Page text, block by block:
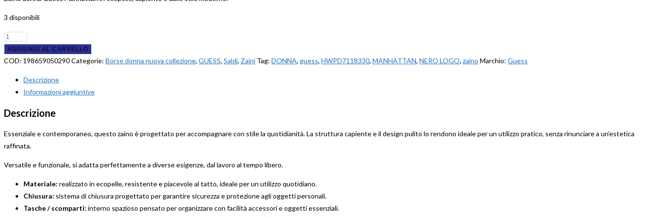
3 disponibili
Zaino
Guess
MANHATTAN
Logato
quantità
AGGIUNGI AL CARRELLO
COD: 198659050290Categorie: Borse donna nuova collezione, GUESS, Saldi, Zaini Tag: DONNA, guess, HWPD7118330, MANHATTAN, NERO LOGO, zaino Marchio: Guess
Descrizione
Informazioni aggiuntive
Descrizione
Essenziale e contemporaneo, questo zaino è progettato per accompagnare con stile la quotidianità. La struttura capiente e il design pulito lo rendono ideale per un utilizzo pratico, senza rinunciare a un’estetica
raffinata.
Versatile e funzionale, si adatta perfettamente a diverse esigenze, dal lavoro al tempo libero.
Materiale: realizzato in ecopelle, resistente e piacevole al tatto, ideale per un utilizzo quotidiano.
Chiusura: sistema di chiusura progettato per garantire sicurezza e protezione agli oggetti personali.
Tasche / scomparti: interno spazioso pensato per organizzare con facilità accessori e oggetti essenziali.